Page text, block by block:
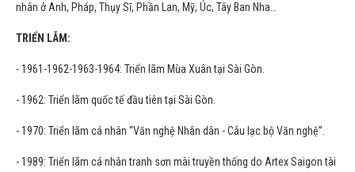
nhân ở Anh, Pháp, Thụy Sĩ, Phần Lan, Mỹ, Úc, Tây Ban Nha…
TRIỂN LÃM:
- 1961-1962-1963-1964: Triển lãm Mùa Xuân tại Sài Gòn.
- 1962: Triển lãm quốc tế đầu tiên tại Sài Gòn.
- 1970: Triển lãm cá nhân “Văn nghệ Nhân dân - Câu lạc bộ Văn nghệ”.
- 1989: Triển lãm cá nhân tranh sơn mài truyền thống do Artex Saigon tài